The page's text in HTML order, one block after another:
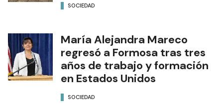
SOCIEDAD
María Alejandra Mareco
regresó a Formosa tras tres
años de trabajo y formación
en Estados Unidos
SOCIEDAD